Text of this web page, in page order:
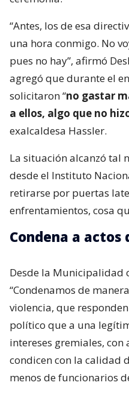
“Antes, los de esa
una hora conmigo. No
pues no hay”, afirmó
agregó que durante el
solicitaron “no gastar
a ellos, algo que no
exalcaldesa Hassler.
La situación alcanzó tal
desde el Instituto
retirarse por puertas
enfrentamientos, cosa
Condena a actos
Desde la Municipalidad
“Condenamos de
violencia, que
político que a una
intereses gremiales, con
condicen con la calidad
menos de funcionarios